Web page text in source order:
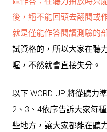
後，絕不能回頭去翻閱或
就是僅能作答閱讀測驗的
試資格的，所以大家在聽
喔，不然就會直接失分。
以下 WORD UP 將從聽力
2、3、4依序告訴大家每
些地方，讓大家都能在聽